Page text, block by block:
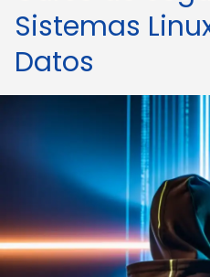
Sistemas
Datos